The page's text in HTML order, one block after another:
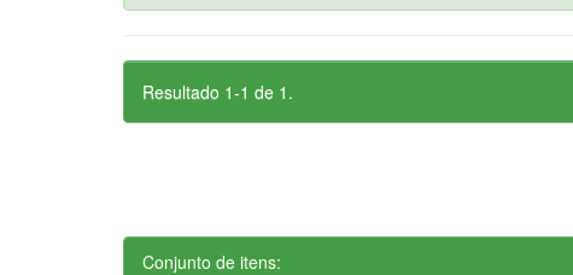
Resultado 1-1 de 1.
Conjunto de itens: